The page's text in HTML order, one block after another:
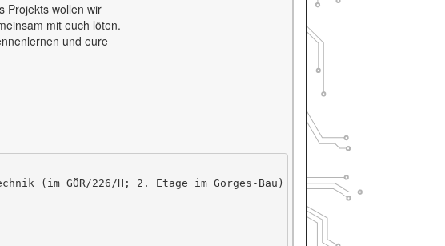
Projekts wollen wir
mit euch löten.
und eure
(im GÖR/226/H; 2. Etage im Görges-Bau)